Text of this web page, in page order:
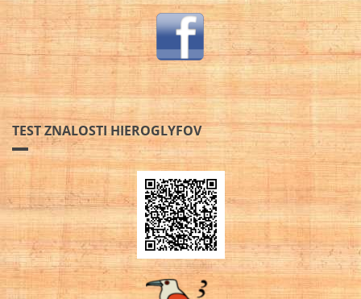
TEST ZNALOSTI HIEROGLYFOV